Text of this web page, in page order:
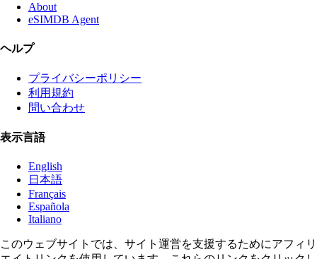
About
eSIMDB Agent
ヘルプ
プライバシーポリシー
利用規約
問い合わせ
表示言語
English
日本語
Français
Española
Italiano
このウェブサイトでは、サイト運営を支援するためにアフィリ